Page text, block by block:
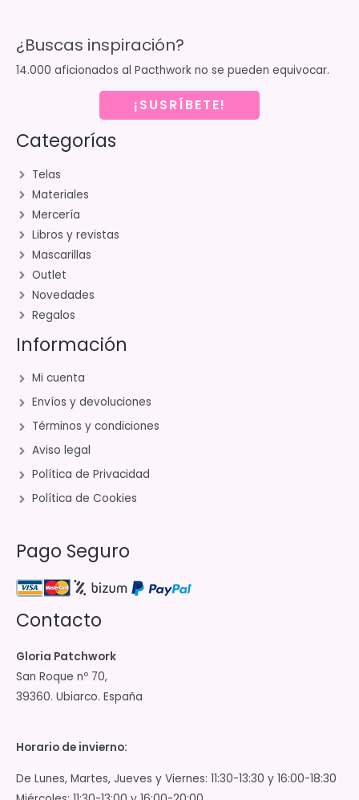
¿Buscas inspiración?
14.000 aficionados al Pacthwork no se pueden equivocar.
¡SUSRÍBETE!
Categorías
Telas
Materiales
Mercería
Libros y revistas
Mascarillas
Outlet
Novedades
Regalos
Información
Mi cuenta
Envíos y devoluciones
Términos y condiciones
Aviso legal
Política de Privacidad
Política de Cookies
Pago Seguro
Contacto
Gloria Patchwork
San Roque nº 70,
39360. Ubiarco. España
Horario de invierno:
De Lunes, Martes, Jueves y Viernes: 11:30-13:30 y 16:00-18:30